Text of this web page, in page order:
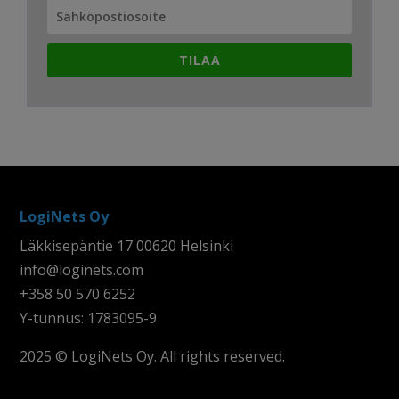
TILAA
LogiNets Oy
Läkkisepäntie 17 00620 Helsinki
info@loginets.com
+358 50 570 6252
Y-tunnus: 1783095-9
2025 © LogiNets Oy. All rights reserved.